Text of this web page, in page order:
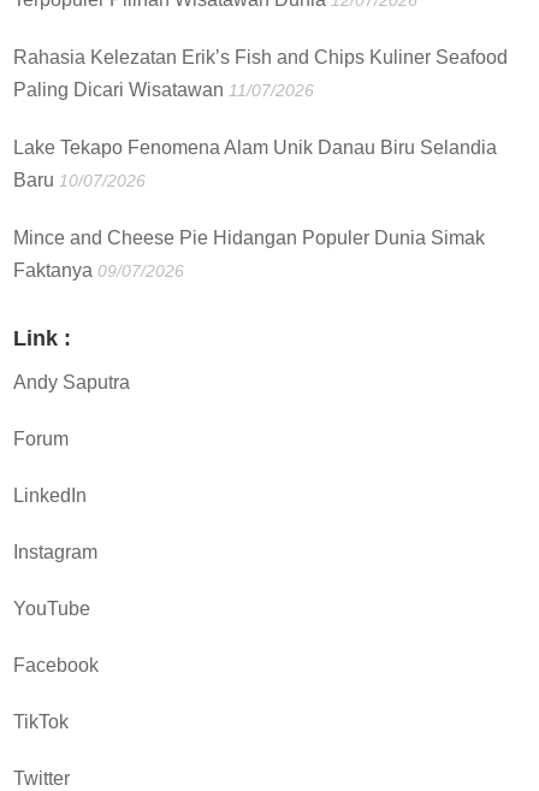
Rahasia Kelezatan Erik’s Fish and Chips Kuliner Seafood
Paling Dicari Wisatawan 11/07/2026
Lake Tekapo Fenomena Alam Unik Danau Biru Selandia
Baru 10/07/2026
Mince and Cheese Pie Hidangan Populer Dunia Simak
Faktanya 09/07/2026
Link :
Andy Saputra
Forum
LinkedIn
Instagram
YouTube
Facebook
TikTok
Twitter